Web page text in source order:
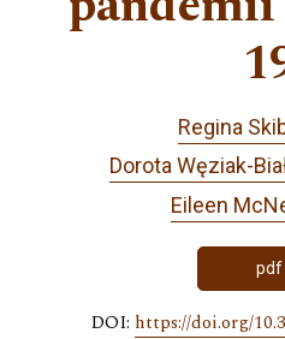
Regina
Dorota Węziak-
Eileen
pdf
DOI: https://doi.org/